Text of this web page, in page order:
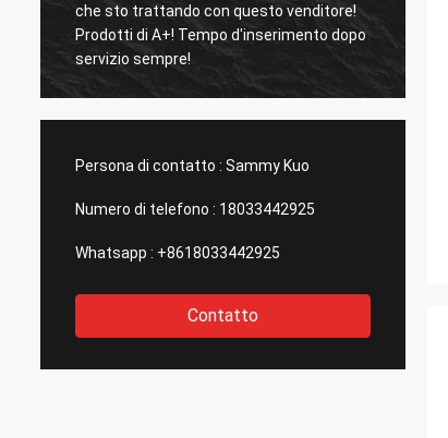
che sto trattando con questo venditore!
Prodotti di A+! Tempo d'inserimento dopo
servizio sempre!
Persona di contatto : Sammy Kuo
Numero di telefono : 18033442925
Whatsapp : +8618033442925
Contatto